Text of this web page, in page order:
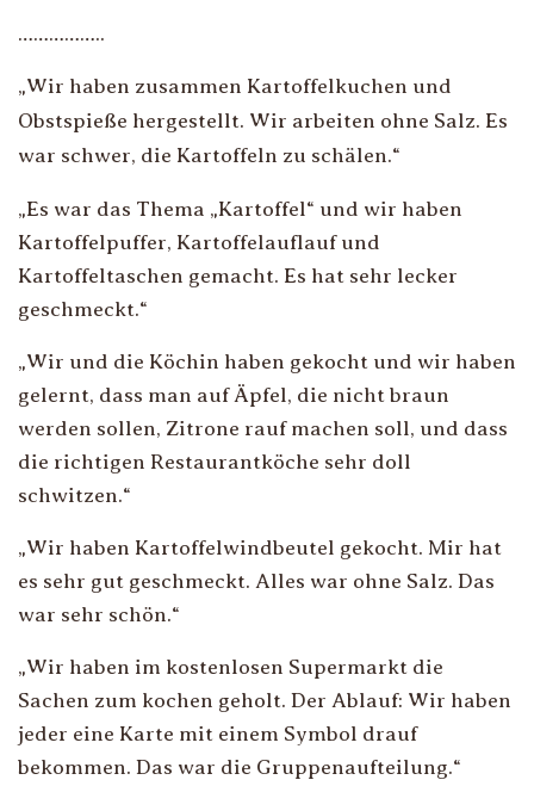
……………..
„Wir haben zusammen Kartoffelkuchen und
Obstspieße hergestellt. Wir arbeiten ohne Salz. Es
war schwer, die Kartoffeln zu schälen.“
„Es war das Thema „Kartoffel“ und wir haben
Kartoffelpuffer, Kartoffelauflauf und
Kartoffeltaschen gemacht. Es hat sehr lecker
geschmeckt.“
„Wir und die Köchin haben gekocht und wir haben
gelernt, dass man auf Äpfel, die nicht braun
werden sollen, Zitrone rauf machen soll, und dass
die richtigen Restaurantköche sehr doll
schwitzen.“
„Wir haben Kartoffelwindbeutel gekocht. Mir hat
es sehr gut geschmeckt. Alles war ohne Salz. Das
war sehr schön.“
„Wir haben im kostenlosen Supermarkt die
Sachen zum kochen geholt. Der Ablauf: Wir haben
jeder eine Karte mit einem Symbol drauf
bekommen. Das war die Gruppenaufteilung.“